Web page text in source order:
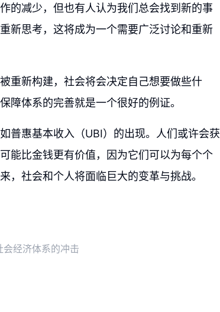
的减少，但也有人认为我们总会找到新的事
新思考，这将成为一个需要广泛讨论和重新
重新构建，社会将会决定自己想要做些什
障体系的完善就是一个很好的例证。
普惠基本收入（UBI）的出现。人们或许会获
能比金钱更有价值，因为它们可以为每个个
，社会和个人将面临巨大的变革与挑战。
经济体系的冲击